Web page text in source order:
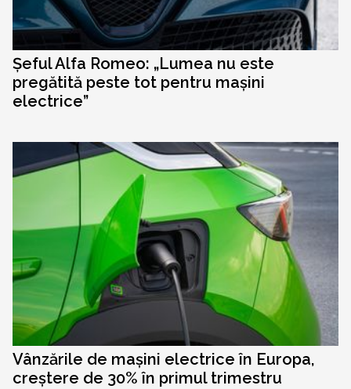
Șeful Alfa Romeo: „Lumea nu este
pregătită peste tot pentru mașini
electrice”
Vânzările de mașini electrice în Europa,
creștere de 30% în primul trimestru